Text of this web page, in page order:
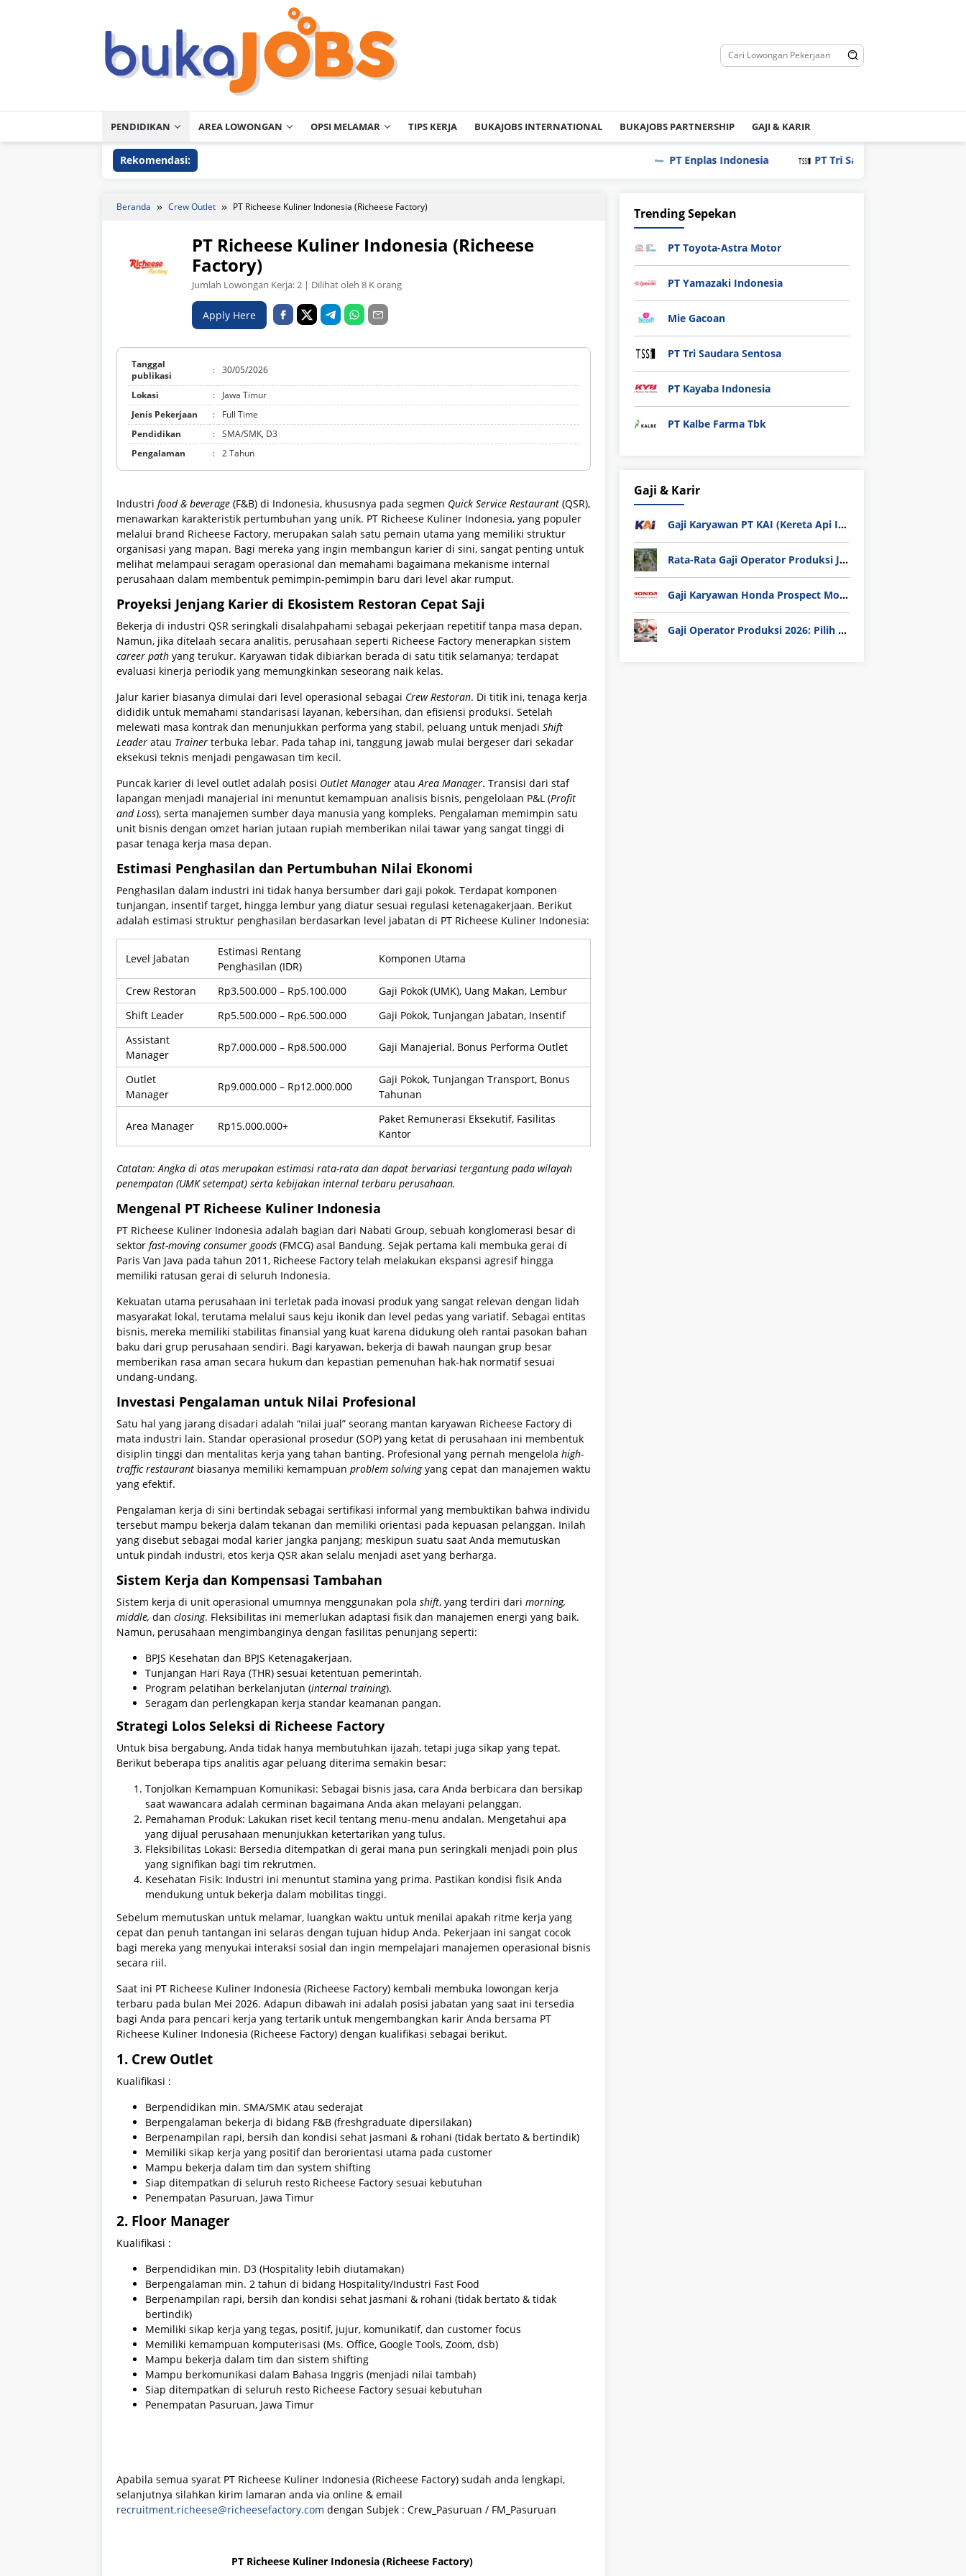
PENDIDIKAN AREA LOWONGAN OPSI MELAMAR TIPS KERJA BUKAJOBS INTERNATIONAL BUKAJOBS PARTNERSHIP GAJI & KARIR
Rekomendasi: PT Enplas Indonesia PT Tri Saudara Sentosa
Beranda Crew Outlet PT Richeese Kuliner Indonesia (Richeese Factory)
PT Richeese Kuliner Indonesia (Richeese
Factory)
Jumlah Lowongan Kerja:2 | Dilihat oleh 8 K orang
Apply Here
Tanggal
publikasi
: 30/05/2026
Lokasi :
Jawa Timur
Jenis Pekerjaan
:
Full Time
Pendidikan
: SMA/SMK, D3
Pengalaman
: 2 Tahun
Industri food & beverage (F&B) di Indonesia, khususnya pada segmen Quick Service Restaurant (QSR),
menawarkan karakteristik pertumbuhan yang unik. PT Richeese Kuliner Indonesia, yang populer
melalui brand Richeese Factory, merupakan salah satu pemain utama yang memiliki struktur
organisasi yang mapan. Bagi mereka yang ingin membangun karier di sini, sangat penting untuk
melihat melampaui seragam operasional dan memahami bagaimana mekanisme internal
perusahaan dalam membentuk pemimpin-pemimpin baru dari level akar rumput.
Proyeksi Jenjang Karier di Ekosistem Restoran Cepat Saji
Bekerja di industri QSR seringkali disalahpahami sebagai pekerjaan repetitif tanpa masa depan.
Namun, jika ditelaah secara analitis, perusahaan seperti Richeese Factory menerapkan sistem
career path yang terukur. Karyawan tidak dibiarkan berada di satu titik selamanya; terdapat
evaluasi kinerja periodik yang memungkinkan seseorang naik kelas.
Jalur karier biasanya dimulai dari level operasional sebagai Crew Restoran. Di titik ini, tenaga kerja
dididik untuk memahami standarisasi layanan, kebersihan, dan efisiensi produksi. Setelah
melewati masa kontrak dan menunjukkan performa yang stabil, peluang untuk menjadi Shift
Leader atau Trainer terbuka lebar. Pada tahap ini, tanggung jawab mulai bergeser dari sekadar
eksekusi teknis menjadi pengawasan tim kecil.
Puncak karier di level outlet adalah posisi Outlet Manager atauArea Manager. Transisi dari staf
lapangan menjadi manajerial ini menuntut kemampuan analisis bisnis, pengelolaan P&L (Profit
and Loss), serta manajemen sumber daya manusia yang kompleks. Pengalaman memimpin satu
unit bisnis dengan omzet harian jutaan rupiah memberikan nilai tawar yang sangat tinggi di
pasar tenaga kerja masa depan.
Estimasi Penghasilan dan Pertumbuhan Nilai Ekonomi
Penghasilan dalam industri ini tidak hanya bersumber dari gaji pokok. Terdapat komponen
tunjangan, insentif target, hingga lembur yang diatur sesuai regulasi ketenagakerjaan. Berikut
adalah estimasi struktur penghasilan berdasarkan level jabatan di PT Richeese Kuliner Indonesia:
Level Jabatan
Estimasi Rentang
Penghasilan (IDR)
Komponen Utama
Crew Restoran Rp3.500.000 – Rp5.100.000
Gaji Pokok (UMK), Uang Makan, Lembur
Shift Leader
Rp5.500.000 – Rp6.500.000
Gaji Pokok, Tunjangan Jabatan, Insentif
Assistant
Manager
Rp7.000.000 – Rp8.500.000 Gaji Manajerial, Bonus Performa Outlet
Outlet
Manager
Rp9.000.000 – Rp12.000.000
Gaji Pokok, Tunjangan Transport, Bonus
Tahunan
Area Manager Rp15.000.000+
Paket Remunerasi Eksekutif, Fasilitas
Kantor
Catatan: Angka di atas merupakan estimasi rata-rata dan dapat bervariasi tergantung pada wilayah
penempatan (UMK setempat) serta kebijakan internal terbaru perusahaan.
Mengenal PT Richeese Kuliner Indonesia
PT Richeese Kuliner Indonesia adalah bagian dari Nabati Group, sebuah konglomerasi besar di
sektor fast-moving consumer goods (FMCG) asal Bandung. Sejak pertama kali membuka gerai di
Paris Van Java pada tahun 2011, Richeese Factory telah melakukan ekspansi agresif hingga
memiliki ratusan gerai di seluruh Indonesia.
Kekuatan utama perusahaan ini terletak pada inovasi produk yang sangat relevan dengan lidah
masyarakat lokal, terutama melalui saus keju ikonik dan level pedas yang variatif. Sebagai entitas
bisnis, mereka memiliki stabilitas finansial yang kuat karena didukung oleh rantai pasokan bahan
baku dari grup perusahaan sendiri. Bagi karyawan, bekerja di bawah naungan grup besar
memberikan rasa aman secara hukum dan kepastian pemenuhan hak-hak normatif sesuai
undang-undang.
Investasi Pengalaman untuk Nilai Profesional
Satu hal yang jarang disadari adalah “nilai jual” seorang mantan karyawan Richeese Factory di
mata industri lain. Standar operasional prosedur (SOP) yang ketat di perusahaan ini membentuk
disiplin tinggi dan mentalitas kerja yang tahan banting. Profesional yang pernah mengelola high-
traffic restaurant biasanya memiliki kemampuan problem solvingyang cepat dan manajemen waktu
yang efektif.
Pengalaman kerja di sini bertindak sebagai sertifikasi informal yang membuktikan bahwa individu
tersebut mampu bekerja dalam tekanan dan memiliki orientasi pada kepuasan pelanggan. Inilah
yang disebut sebagai modal karier jangka panjang; meskipun suatu saat Anda memutuskan
untuk pindah industri, etos kerja QSR akan selalu menjadi aset yang berharga.
Sistem Kerja dan Kompensasi Tambahan
Sistem kerja di unit operasional umumnya menggunakan pola shift, yang terdiri dari morning,
middle, dan closing. Fleksibilitas ini memerlukan adaptasi fisik dan manajemen energi yang baik.
Namun, perusahaan mengimbanginya dengan fasilitas penunjang seperti:
BPJS Kesehatan dan BPJS Ketenagakerjaan.
Tunjangan Hari Raya (THR) sesuai ketentuan pemerintah.
Program pelatihan berkelanjutan (internal training).
Seragam dan perlengkapan kerja standar keamanan pangan.
Strategi Lolos Seleksi di Richeese Factory
Untuk bisa bergabung, Anda tidak hanya membutuhkan ijazah, tetapi juga sikap yang tepat.
Berikut beberapa tips analitis agar peluang diterima semakin besar:
Tonjolkan Kemampuan Komunikasi: Sebagai bisnis jasa, cara Anda berbicara dan bersikap
saat wawancara adalah cerminan bagaimana Anda akan melayani pelanggan.
Pemahaman Produk: Lakukan riset kecil tentang menu-menu andalan. Mengetahui apa
yang dijual perusahaan menunjukkan ketertarikan yang tulus.
Fleksibilitas Lokasi: Bersedia ditempatkan di gerai mana pun seringkali menjadi poin plus
yang signifikan bagi tim rekrutmen.
Kesehatan Fisik: Industri ini menuntut stamina yang prima. Pastikan kondisi fisik Anda
mendukung untuk bekerja dalam mobilitas tinggi.
Sebelum memutuskan untuk melamar, luangkan waktu untuk menilai apakah ritme kerja yang
cepat dan penuh tantangan ini selaras dengan tujuan hidup Anda. Pekerjaan ini sangat cocok
bagi mereka yang menyukai interaksi sosial dan ingin mempelajari manajemen operasional bisnis
secara riil.
Saat ini PT Richeese Kuliner Indonesia (Richeese Factory) kembali membuka lowongan kerja
terbaru pada bulan Mei 2026. Adapun dibawah ini adalah posisi jabatan yang saat ini tersedia
bagi Anda para pencari kerja yang tertarik untuk mengembangkan karir Anda bersama PT
Richeese Kuliner Indonesia (Richeese Factory) dengan kualifikasi sebagai berikut.
1. Crew Outlet
Kualifikasi :
Berpendidikan min. SMA/SMK atau sederajat
Berpengalaman bekerja di bidang F&B (freshgraduate dipersilakan)
Berpenampilan rapi, bersih dan kondisi sehat jasmani & rohani (tidak bertato & bertindik)
Memiliki sikap kerja yang positif dan berorientasi utama pada customer
Mampu bekerja dalam tim dan system shifting
Siap ditempatkan di seluruh resto Richeese Factory sesuai kebutuhan
Penempatan Pasuruan, Jawa Timur
2. Floor Manager
Kualifikasi :
Berpendidikan min. D3 (Hospitality lebih diutamakan)
Berpengalaman min. 2 tahun di bidang Hospitality/Industri Fast Food
Berpenampilan rapi, bersih dan kondisi sehat jasmani & rohani (tidak bertato & tidak
bertindik)
Memiliki sikap kerja yang tegas, positif, jujur, komunikatif, dan customer focus
Memiliki kemampuan komputerisasi (Ms. Office, Google Tools, Zoom, dsb)
Mampu bekerja dalam tim dan sistem shifting
Mampu berkomunikasi dalam Bahasa Inggris (menjadi nilai tambah)
Siap ditempatkan di seluruh resto Richeese Factory sesuai kebutuhan
Penempatan Pasuruan, Jawa Timur
Apabila semua syarat PT Richeese Kuliner Indonesia (Richeese Factory) sudah anda lengkapi,
selanjutnya silahkan kirim lamaran anda via online & email
recruitment.richeese@richeesefactory.com dengan Subjek : Crew_Pasuruan / FM_Pasuruan
PT Richeese Kuliner Indonesia (Richeese Factory)
Trending Sepekan
PT Toyota-Astra Motor
PT Yamazaki Indonesia
Mie Gacoan
PT Tri Saudara Sentosa
PT Kayaba Indonesia
PT Kalbe Farma Tbk
Gaji & Karir
Gaji Karyawan PT KAI (Kereta Api Indonesia) Update 2025
Rata-Rata Gaji Operator Produksi Jabodetabek 2025: Bedah Tuntas UMK, Lemburan, dan Realita Hidup Buruh
Gaji Karyawan Honda Prospect Motor Semua Divisi
Gaji Operator Produksi 2026: Pilih PT Astra Honda Motor (AHM) atau Manufaktur di Jepang?